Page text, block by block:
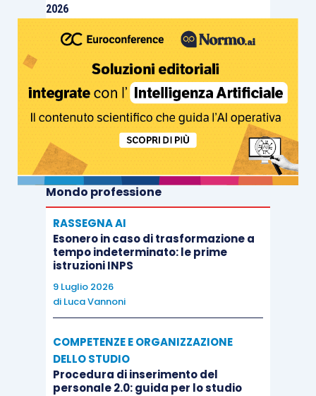
2026
Mondo professione
RASSEGNA AI
Esonero in caso di trasformazione a
tempo indeterminato: le prime
istruzioni INPS
9 Luglio 2026
di Luca Vannoni
COMPETENZE E ORGANIZZAZIONE
DELLO STUDIO
Procedura di inserimento del
personale 2.0: guida per lo studio